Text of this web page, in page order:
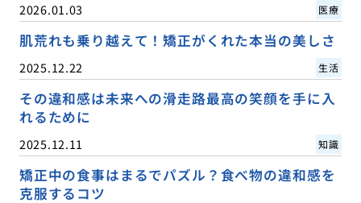
2026.01.03 医療
肌荒れも乗り越えて！矯正がくれた本当の美しさ
2025.12.22 生活
その違和感は未来への滑走路最高の笑顔を手に入
れるために
2025.12.11 知識
矯正中の食事はまるでパズル？食べ物の違和感を
克服するコツ